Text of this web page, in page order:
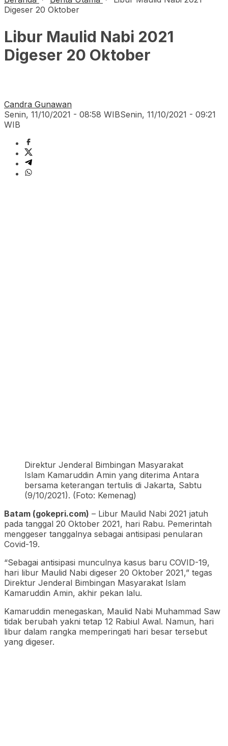
Digeser 20 Oktober
Libur Maulid Nabi 2021
Digeser 20 Oktober
Candra Gunawan
Senin, 11/10/2021 - 08:58 WIBSenin, 11/10/2021 - 09:21
WIB
Direktur Jenderal Bimbingan Masyarakat
Islam Kamaruddin Amin yang diterima Antara
bersama keterangan tertulis di Jakarta, Sabtu
(9/10/2021). (Foto: Kemenag)
Batam (gokepri.com) – Libur Maulid Nabi 2021 jatuh
pada tanggal 20 Oktober 2021, hari Rabu. Pemerintah
menggeser tanggalnya sebagai antisipasi penularan
Covid-19.
“Sebagai antisipasi munculnya kasus baru COVID-19,
hari libur Maulid Nabi digeser 20 Oktober 2021,” tegas
Direktur Jenderal Bimbingan Masyarakat Islam
Kamaruddin Amin, akhir pekan lalu.
Kamaruddin menegaskan, Maulid Nabi Muhammad Saw
tidak berubah yakni tetap 12 Rabiul Awal. Namun, hari
libur dalam rangka memperingati hari besar tersebut
yang digeser.